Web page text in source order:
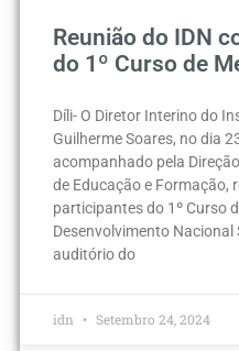
Reunião do IDN
do 1º Curso de
Díli- O Diretor Interino do
Guilherme Soares, no dia
acompanhado pela
de Educação e Formação,
participantes do 1º Curso
Desenvolvimento Nacional
auditório do
idn Setembro 24, 2024